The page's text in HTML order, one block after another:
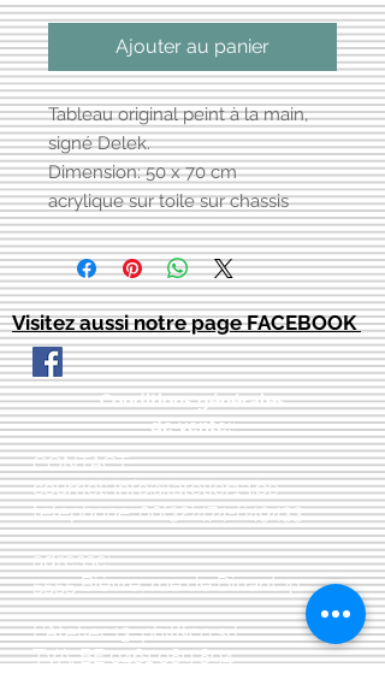
Ajouter au panier
Tableau original peint à la main,
signé Delek.
Dimension: 50 x 70 cm
acrylique sur toile sur chassis
Visitez aussi notre page FACEBOOK
Conditions générales
de vente::
CONTACT:
courriel:info@latelier13.be
téléphone:00(32)474-649433
adresse:
5555 Bièvre, rue de Dinant 41
L'Atelier 13, phil&co srl
TVA: BE0461 089 894